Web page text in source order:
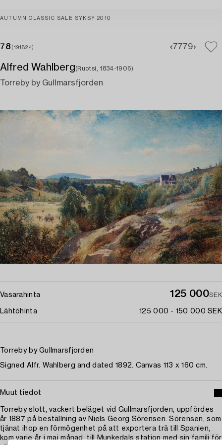
AUTUMN CLASSIC SALE SYKSY 2010
78 (191824) 7779
Alfred Wahlberg(Ruotsi, 1834-1906)
Torreby by Gullmarsfjorden
Vasarahinta 125 000SEK
Lähtöhinta 125 000 - 150 000 SEK
Torreby by Gullmarsfjorden
Signed Alfr. Wahlberg and dated 1892. Canvas 113 x 160 cm.
Muut tiedot
Torreby slott, vackert beläget vid Gullmarsfjorden, uppfördes
år 1887 på beställning av Niels Georg Sörensen. Sörensen, som
tjänat ihop en förmögenhet på att exportera trä till Spanien,
kom varje år i maj månad, till Munkedals station med sin familj för